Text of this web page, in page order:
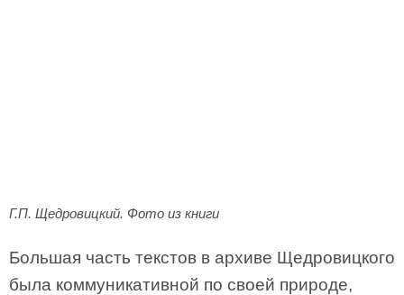
Г.П. Щедровицкий. Фото из книги
Большая часть текстов в архиве Щедровицкого
была коммуникативной по своей природе,